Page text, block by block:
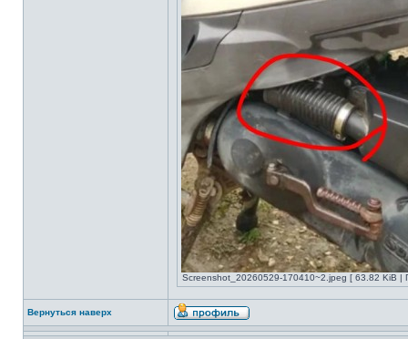
Screenshot_20260529-170410~2.jpeg [ 63.82 KiB |
Вернуться наверх